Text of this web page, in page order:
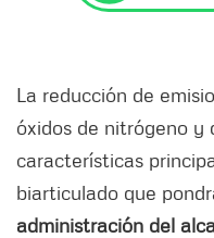
La reducción de
óxidos de nitrógeno y
características
biarticulado que
administración del